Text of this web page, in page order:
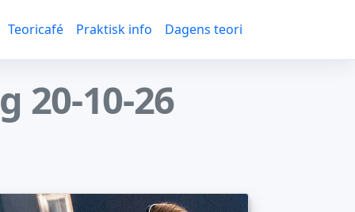
Teoricafé Praktisk info Dagens teori
20-10-26